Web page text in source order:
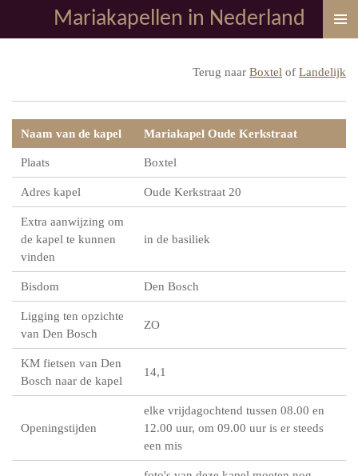
direct
Mariakapellen in Nederland
Terug naar Boxtel of Landelijk
Naam van de kapel Mariakapel Oude Kerkstraat
Plaats Boxtel
Adres kapel Oude Kerkstraat 20
Extra aanwijzing om
de kapel te kunnen
vinden
in de basiliek
Bisdom Den Bosch
Ligging ten opzichte
van Den Bosch
ZO
KM fietsen van Den
Bosch naar de kapel
14,1
Openingstijden
elke vrijdagochtend tussen 08.00 en
12.00 uur, om 09.00 uur is er steeds
een mis